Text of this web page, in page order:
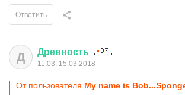
Ответить
Д Древность
11:03, 15.03.2018
От пользователя My name is